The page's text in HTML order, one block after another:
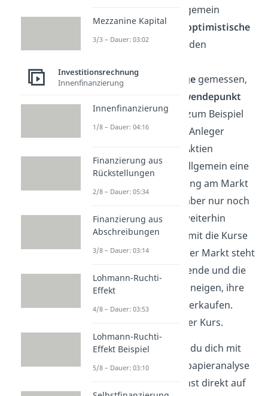
bestimmt, ob eine allgemein
pessimistischeoder
optimistische
Haltungvorliegt. Werden
Stimmungsausschläge gemessen,
Kurswendepunkt
ankündigen. Stell dir zum Beispiel
vor, dass die meisten Anleger
bereits ihr Kapital in Aktien
investiert haben, da allgemein eine
optimistische Stimmung am Markt
vorliegt. Nun gibt es aber nur noch
wenige Anleger, die weiterhin
Aktien kaufen und damit die Kurse
in die Höhe treiben. Der Markt steht
also kurz vor einer Wende und die
Anleger werden dazu neigen, ihre
Aktien in Zukunft zu verkaufen.
Dadurch sinkt auch der Kurs.
Sehr gut, jetzt kennst du dich mit
der Finanz- und Wertpapieranalyse
bestens aus und kannst direkt auf
Mezzanine Kapital
3/3 – Dauer: 03:02
Investitionsrechnung
Innenfinanzierung
Innenfinanzierung
1/8 – Dauer: 04:16
Finanzierung aus
Rückstellungen
2/8 – Dauer: 05:34
Finanzierung aus
Abschreibungen
3/8 – Dauer: 03:14
Lohmann-Ruchti-
Effekt
4/8 – Dauer: 03:53
Lohmann-Ruchti-
Effekt Beispiel
5/8 – Dauer: 03:10